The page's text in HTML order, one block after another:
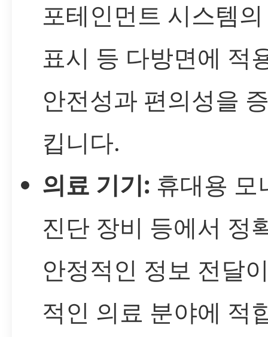
포테인먼트 시스템
표시 등 다방면에 적
안전성과 편의성을
킵니다.
의료 기기: 휴대용 모
진단 장비 등에서 정
안정적인 정보 전달
적인 의료 분야에 적